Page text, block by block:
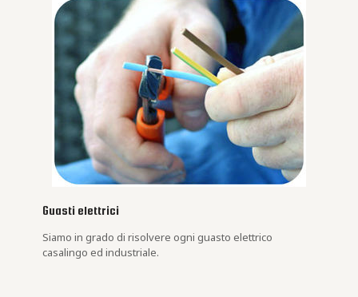
Guasti elettrici
Siamo in grado di risolvere ogni guasto elettrico
casalingo ed industriale.